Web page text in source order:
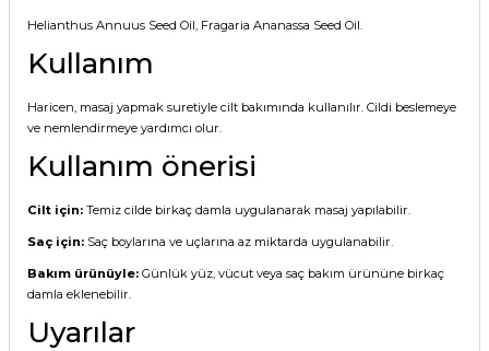
Helianthus Annuus Seed Oil, Fragaria Ananassa Seed Oil.
Kullanım
Haricen, masaj yapmak suretiyle cilt bakımında kullanılır. Cildi beslemeye
ve nemlendirmeye yardımcı olur.
Kullanım önerisi
Cilt için: Temiz cilde birkaç damla uygulanarak masaj yapılabilir.
Saç için: Saç boylarına ve uçlarına az miktarda uygulanabilir.
Bakım ürünüyle: Günlük yüz, vücut veya saç bakım ürününe birkaç
damla eklenebilir.
Uyarılar